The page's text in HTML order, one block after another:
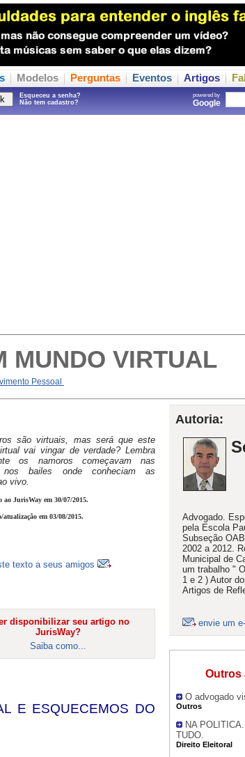
Modelos Perguntas Eventos Artigos
Esqueceu a senha?
Não tem cadastro?
powered by
Google
MUNDO VIRTUAL
Pessoal
Autoria:
Advogado.
pela Escola
Subseção
2002 a 2012.
Municipal de
um trabalho "
1 e 2 ) Autor
Artigos de
envie um
Outros
O advogado
Outros
NA
TUDO.
Direito Eleitoral
são virtuais, mas será que este
vai vingar de verdade? Lembra
os namoros começavam nas
nos bailes onde conheciam as
vivo.
ao JurisWay em 30/07/2015.
atualização em 03/08/2015.
texto a seus amigos
disponibilizar seu artigo no
JurisWay?
Saiba como...
E ESQUECEMOS DO